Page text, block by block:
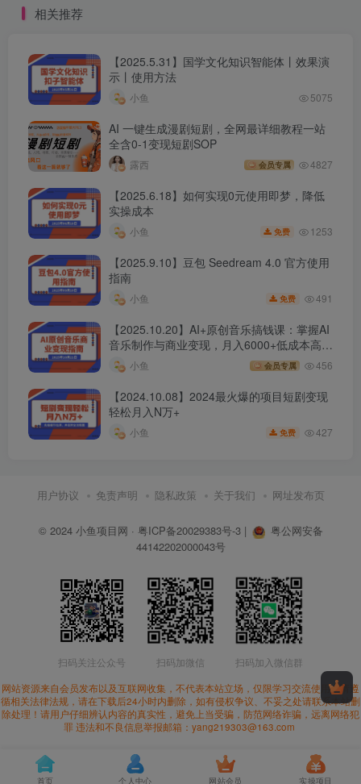
相关推荐
【2025.5.31】国学文化知识智能体丨效果演
示丨使用方法
小鱼 5075
AI 一键生成漫剧短剧，全网最详细教程一站
全含0-1变现短剧SOP
露西 会员专属 4827
【2025.6.18】如何实现0元使用即梦，降低
实操成本
小鱼 免费 1253
【2025.9.10】豆包 Seedream 4.0 官方使用
指南
小鱼 免费 491
【2025.10.20】AI+原创音乐搞钱课：掌握AI
音乐制作与商业变现，月入6000+低成本高收
益
小鱼 会员专属 456
【2024.10.08】2024最火爆的项目短剧变现
轻松月入N万+
小鱼 免费 427
用户协议 免责声明 隐私政策 关于我们 网址发布页
© 2024 小鱼项目网 · 粤ICP备20029383号-3|
粤公网安备
44142202000043号
扫码关注公众号 扫码加微信
扫码加入微信群
网站资源来自会员发布以及互联网收集，不代表本站立场，仅限学习交流使用。请遵
循相关法律法规，请在下载后24小时内删除，如有侵权争议、不妥之处请联系本站删
除处理！请用户仔细辨认内容的真实性，避免上当受骗，防范网络诈骗，远离网络犯
罪 违法和不良信息举报邮箱：yang219303@163.com
首页 个人中心 网站会员 实操项目